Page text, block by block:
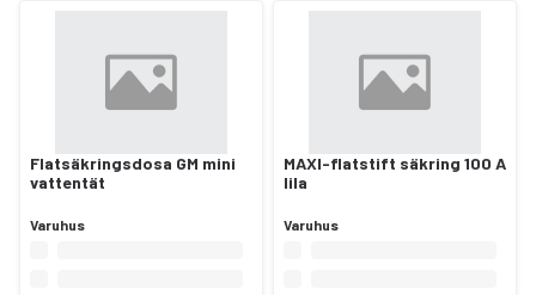
Flatsäkringsdosa GM mini
vattentät
Varuhus
MAXI-flatstift säkring 100 A
lila
Varuhus